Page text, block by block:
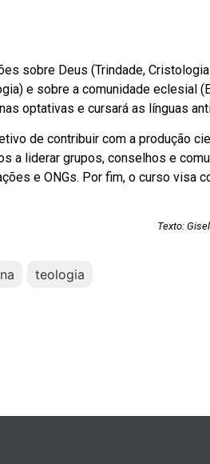
sobre Deus (Trindade,
e sobre a comunidade eclesial
optativas e cursará as línguas
de contribuir com a produção
a liderar grupos, conselhos e
e ONGs. Por fim, o curso visa
Texto:
teologia